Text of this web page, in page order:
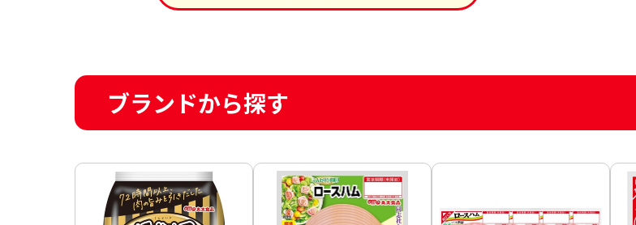
ブランドから探す